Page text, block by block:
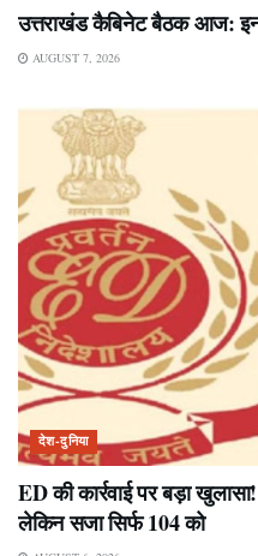
उत्तराखंड कैबिनेट बैठक आज: इन
AUGUST 7, 2026
देश-दुनिया
ED की कार्रवाई पर बड़ा
लेकिन सजा सिर्फ 104 को